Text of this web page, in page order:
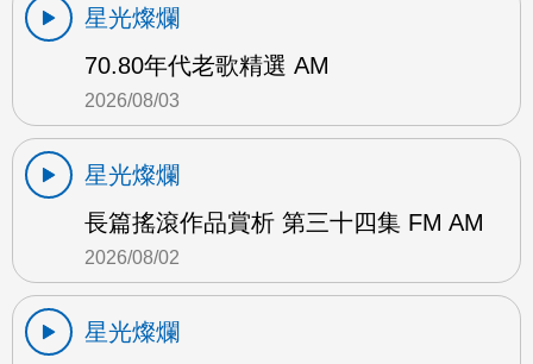
星光燦爛
70.80年代老歌精選 AM
2026/08/03
星光燦爛
長篇搖滾作品賞析 第三十四集 FM AM
2026/08/02
星光燦爛